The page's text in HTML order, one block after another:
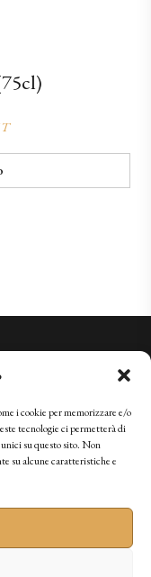
i cookie per memorizzare e/o
tecnologie ci permetterà di
su questo sito. Non
su alcune caratteristiche e
DE